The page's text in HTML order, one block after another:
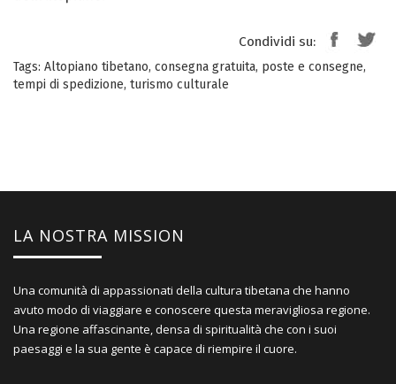
Condividi su:
Tags: Altopiano tibetano, consegna gratuita, poste e consegne,
tempi di spedizione, turismo culturale
LA NOSTRA MISSION
Una comunità di appassionati della cultura tibetana che hanno
avuto modo di viaggiare e conoscere questa meravigliosa regione.
Una regione affascinante, densa di spiritualità che con i suoi
paesaggi e la sua gente è capace di riempire il cuore.